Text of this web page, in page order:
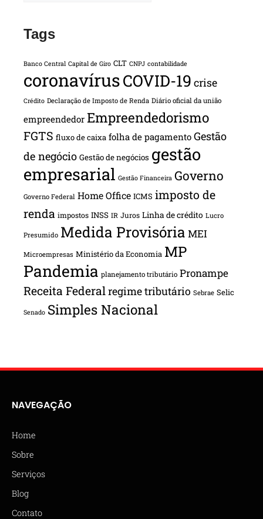
Tags
Banco Central Capital de Giro CLT CNPJ contabilidade
coronavírusCOVID-19 crise
Crédito Declaração de Imposto de Renda Diário oficial da união
empreendedor Empreendedorismo
FGTS fluxo de caixa folha de pagamento Gestão
de negócio Gestão de negócios gestão
empresarial Gestão Financeira Governo
Governo Federal Home Office ICMS imposto de
renda impostos INSS IR Juros Linha de crédito Lucro
Presumido Medida Provisória MEI
Microempresas Ministério da Economia MP
Pandemia planejamento tributário Pronampe
Receita Federalregime tributário Sebrae Selic
Senado Simples Nacional
NAVEGAÇÃO
Home
Sobre
Serviços
Blog
Contato